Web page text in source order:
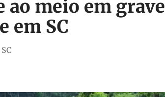
ao meio em grave
em SC